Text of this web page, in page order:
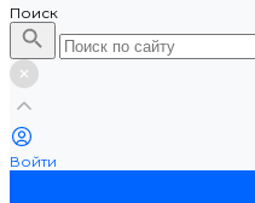
Поиск
Войти